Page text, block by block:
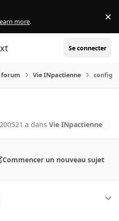
more. ×
Se connecter
forum Vie INpactienne config
21 a dansVie INpactienne
Commencer un nouveau sujet